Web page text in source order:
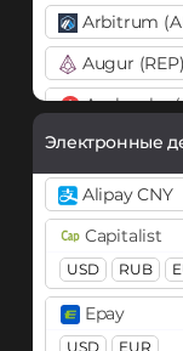
Arbitrum
Augur (REP)
Avalanche
X Chain C
Axie Infinity
Balancer
Band
Basic
BEP20 ERC20
Электронные
Alipay CNY
Capitalist
USD RUB
Epay
USD EUR